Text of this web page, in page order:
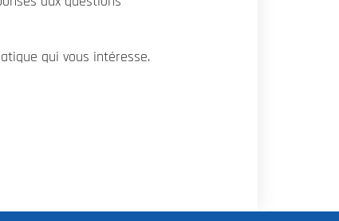
qui vous intéresse.